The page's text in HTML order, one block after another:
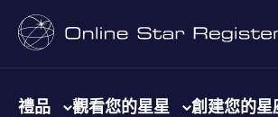
禮品 觀看您的星星 創建您的星